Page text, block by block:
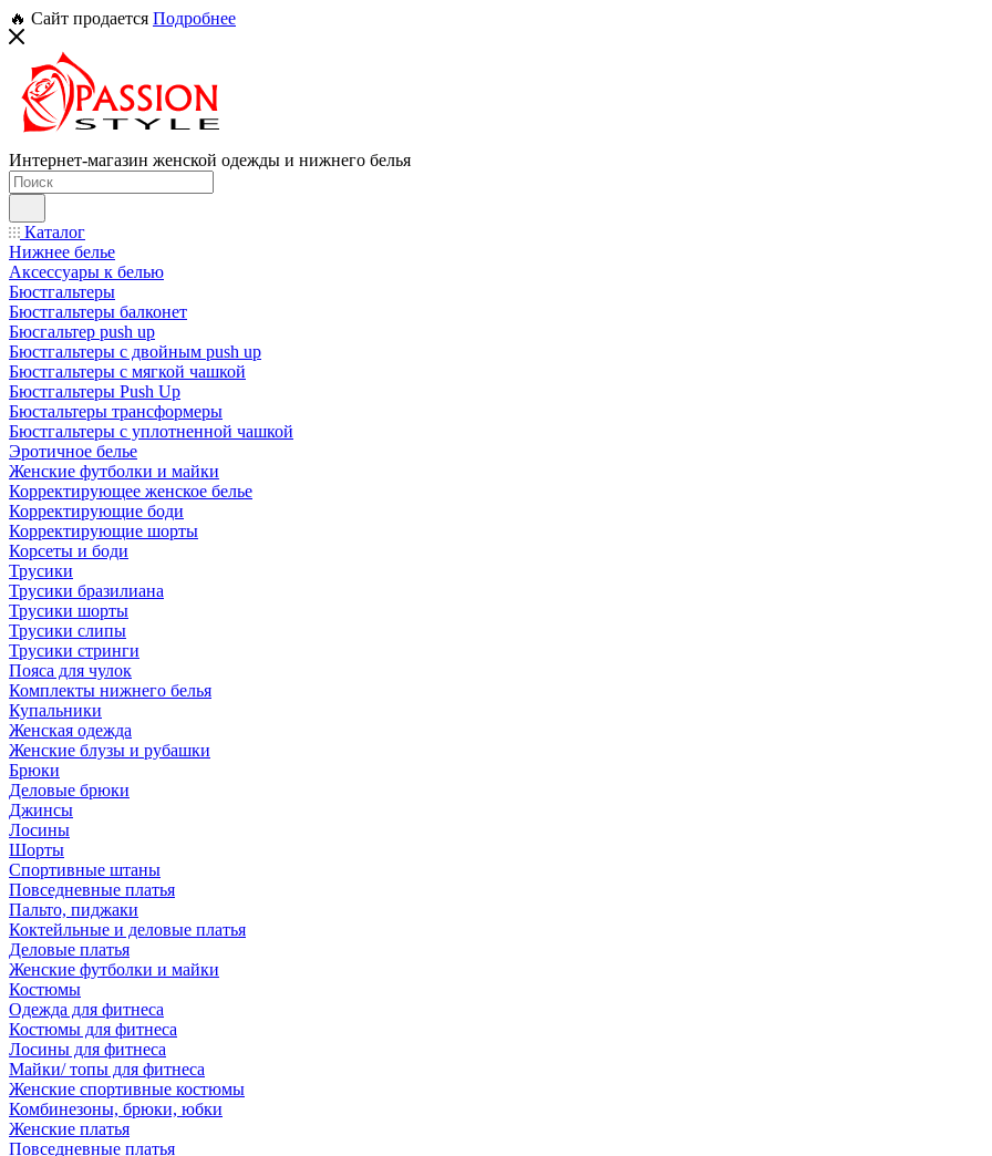
🔥 Сайт продается Подробнее
Интернет-магазин женской одежды и нижнего белья
Каталог
Нижнее белье
Аксессуары к белью
Бюстгальтеры
Бюстгальтеры балконет
Бюсгальтер push up
Бюстгальтеры с двойным push up
Бюстгальтеры с мягкой чашкой
Бюстгальтеры Push Up
Бюстальтеры трансформеры
Бюстгальтеры с уплотненной чашкой
Эротичное белье
Женские футболки и майки
Корректирующее женское белье
Корректирующие боди
Корректирующие шорты
Корсеты и боди
Трусики
Трусики бразилиана
Трусики шорты
Трусики слипы
Трусики стринги
Пояса для чулок
Комплекты нижнего белья
Купальники
Женская одежда
Женские блузы и рубашки
Брюки
Деловые брюки
Джинсы
Лосины
Шорты
Спортивные штаны
Повседневные платья
Пальто, пиджаки
Коктейльные и деловые платья
Деловые платья
Женские футболки и майки
Костюмы
Одежда для фитнеса
Костюмы для фитнеса
Лосины для фитнеса
Майки/ топы для фитнеса
Женские спортивные костюмы
Комбинезоны, брюки, юбки
Женские платья
Повседневные платья